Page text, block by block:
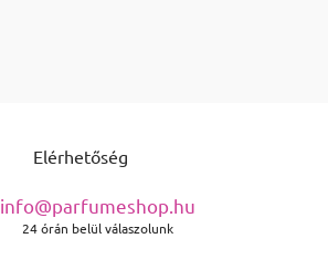
Elérhetőség
info@parfumeshop.hu
24 órán belül válaszolunk